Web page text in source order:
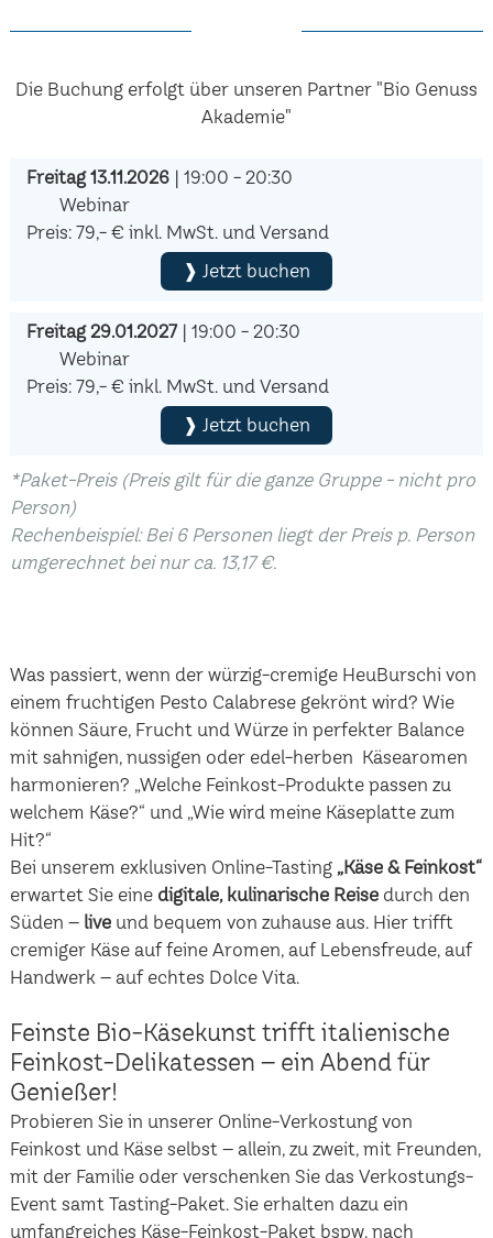
Die Buchung erfolgt über unseren Partner "Bio Genuss
Akademie"
Freitag 13.11.2026| 19:00 - 20:30
Webinar
Preis: 79,- € inkl. MwSt. und Versand
❱ Jetzt buchen
Freitag 29.01.2027| 19:00 - 20:30
Webinar
Preis: 79,- € inkl. MwSt. und Versand
❱ Jetzt buchen
*Paket-Preis (Preis gilt für die ganze Gruppe - nicht pro
Person)
Rechenbeispiel: Bei 6 Personen liegt der Preis p. Person
umgerechnet bei nur ca. 13,17 €.
Was passiert, wenn der würzig-cremige HeuBurschi von
einem fruchtigen Pesto Calabrese gekrönt wird? Wie
können Säure, Frucht und Würze in perfekter Balance
mit sahnigen, nussigen oder edel-herben Käsearomen
harmonieren? „Welche Feinkost-Produkte passen zu
welchem Käse?“ und „Wie wird meine Käseplatte zum
Hit?“
Bei unserem exklusiven Online-Tasting „Käse & Feinkost“
erwartet Sie eine digitale, kulinarische Reisedurch den
Süden – live und bequem von zuhause aus. Hier trifft
cremiger Käse auf feine Aromen, auf Lebensfreude, auf
Handwerk – auf echtes Dolce Vita.
Feinste Bio-Käsekunst trifft italienische
Feinkost-Delikatessen – ein Abend für
Genießer!
Probieren Sie in unserer Online-Verkostung von
Feinkost und Käse selbst – allein, zu zweit, mit Freunden,
mit der Familie oder verschenken Sie das Verkostungs-
Event samt Tasting-Paket. Sie erhalten dazu ein
umfangreiches Käse-Feinkost-Paket bspw. nach